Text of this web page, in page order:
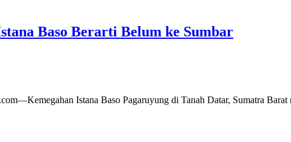
Baso Berarti Belum ke Sumbar
Istana Baso Pagaruyung di Tanah Datar, Sumatra